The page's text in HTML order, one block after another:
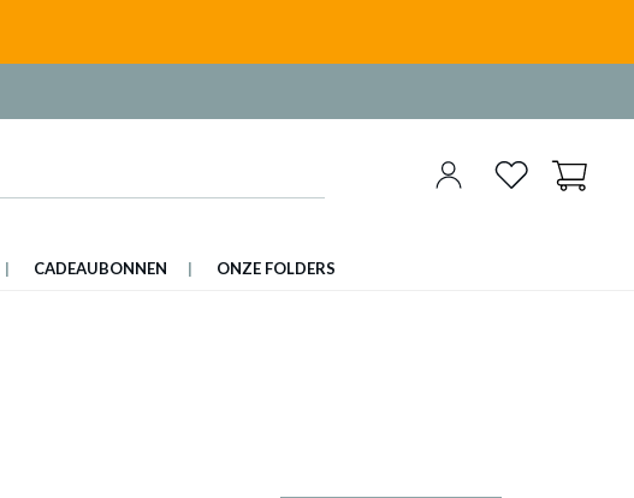
CADEAUBONNEN ONZE FOLDERS